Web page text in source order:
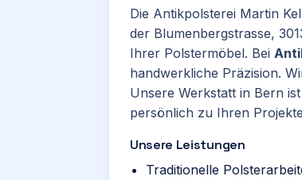
Die Antikpolsterei Martin
der Blumenbergstrasse,
Ihrer Polstermöbel. Bei
handwerkliche Präzision.
Unsere Werkstatt in Bern
persönlich zu Ihren
Unsere Leistungen
Traditionelle